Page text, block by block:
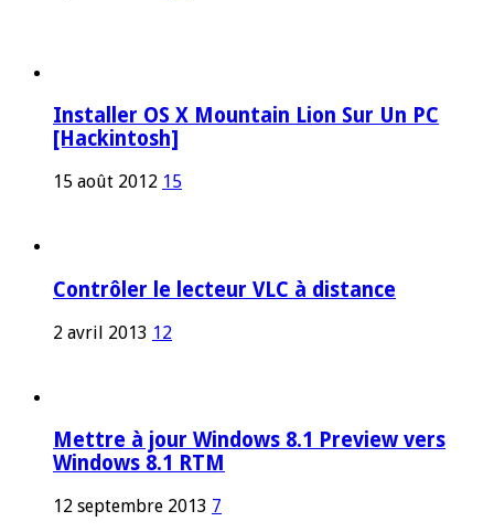
Installer OS X Mountain Lion Sur Un PC
[Hackintosh]
15 août 2012 15
Contrôler le lecteur VLC à distance
2 avril 2013 12
Mettre à jour Windows 8.1 Preview vers
Windows 8.1 RTM
12 septembre 2013 7